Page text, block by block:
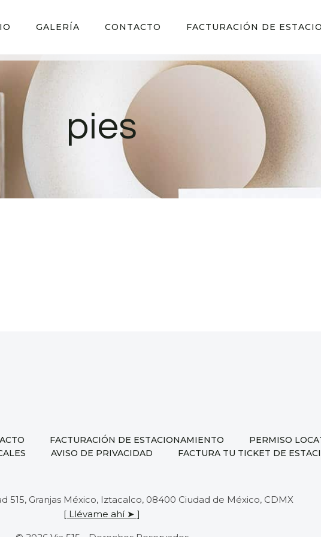
GALERÍA CONTACTO FACTURACIÓN DE
pies
FACTURACIÓN DE ESTACIONAMIENTO PERMISO
AVISO DE PRIVACIDAD FACTURA TU TICKET DE
515, Granjas México, Iztacalco, 08400 Ciudad de México, CDMX
[ Llévame ahí ➤ ]